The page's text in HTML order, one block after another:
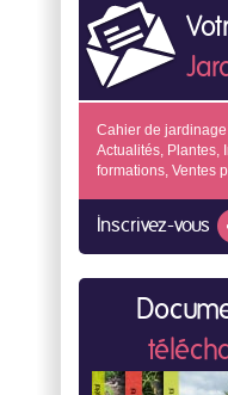
Cahier de
Actualités, Plantes,
formations, Ventes
Inscrivez-vous